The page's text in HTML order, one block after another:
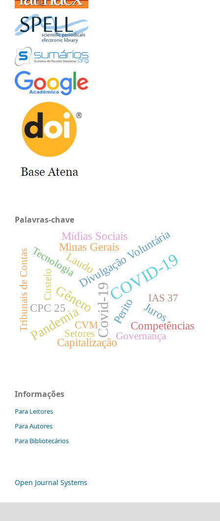
Palavras-chave
COVID-19
Covid-19
Gênero
PandemiaCapitalização
Divulgação Voluntária
Juros
Laudo
PeritoCompetências
Minas Gerais
CPC 25
Mídias Sociais
Tribunais de Contas
Governança
Custeio
Tecnologia
Setores
IAS 37
CVM
Informações
Para Leitores
Para Autores
Para Bibliotecários
Open Journal Systems